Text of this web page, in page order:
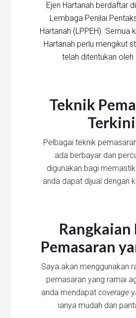
Ejen Hartanah berdaftar
Lembaga Penilai
Hartanah (LPPEH). Semua
Hartanah perlu mengikut
telah ditentukan oleh
Teknik
Terkini
Pelbagai teknik
ada berbayar dan
digunakan bagi
anda dapat dijual dengan
Rangkaian
Pemasaran
Saya akan menggunakan
pemasaran yang ramai
anda mendapat coverage
ianya mudah dan